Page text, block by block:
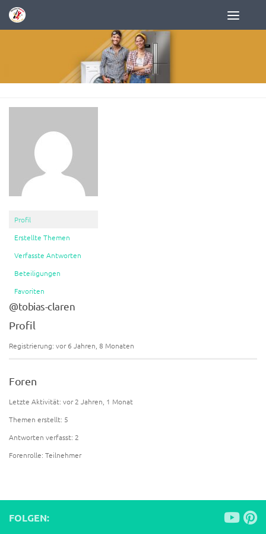
Zum Inhalt springen
Profil
Erstellte Themen
Verfasste Antworten
Beteiligungen
Favoriten
@tobias-claren
Profil
Registrierung: vor 6 Jahren, 8 Monaten
Foren
Letzte Aktivität: vor 2 Jahren, 1 Monat
Themen erstellt: 5
Antworten verfasst: 2
Forenrolle: Teilnehmer
FOLGEN: